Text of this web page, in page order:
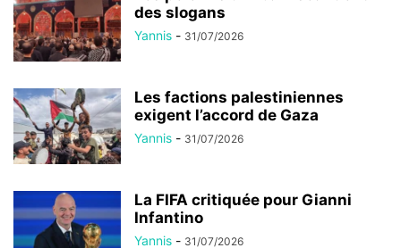
des slogans
Yannis - 31/07/2026
Les factions palestiniennes
exigent l’accord de Gaza
Yannis - 31/07/2026
La FIFA critiquée pour Gianni
Infantino
Yannis - 31/07/2026